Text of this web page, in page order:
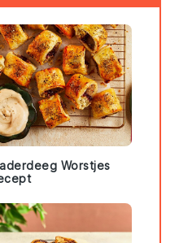
Worstjes